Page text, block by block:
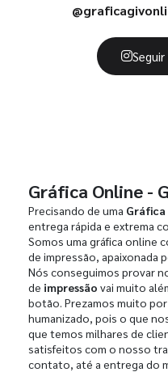
Gráfica Online -
Precisando de uma
entrega rápida e extrema
Somos uma gráfica online
de impressão, apaixonada
Nós conseguimos provar
de impressão vai muito
botão. Prezamos muito
humanizado, pois o que
que temos milhares de
satisfeitos com o nosso
contato, até a entrega do